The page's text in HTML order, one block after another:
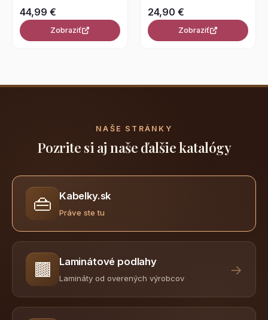
44,99 €
Zobraziť
24,90 €
Zobraziť
NAŠE STRÁNKY
Pozrite si aj naše ďalšie katalógy
👜 Kabelky.sk
Práve ste tu
🟫 Laminátové podlahy
Lamináty od overených výrobcov
→